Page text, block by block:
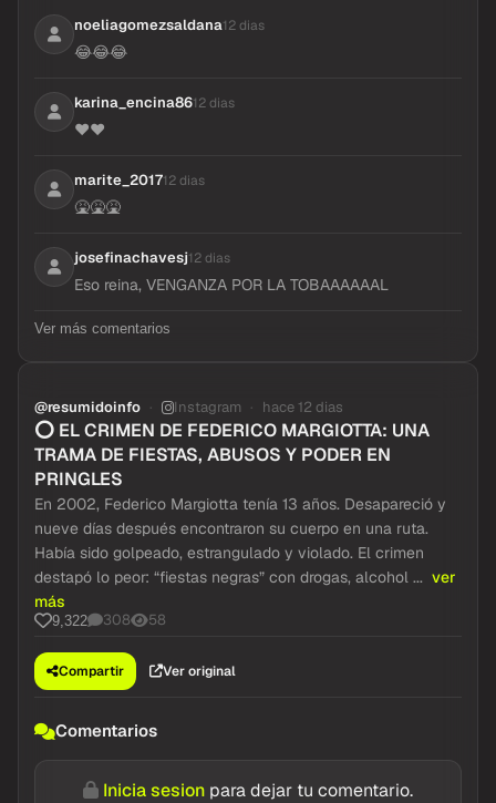
noeliagomezsaldana12 dias
😂😂😂
karina_encina8612 dias
❤️❤️
marite_201712 dias
🤮🤮🤮
josefinachavesj12 dias
Eso reina, VENGANZA POR LA TOBAAAAAAL
Ver más comentarios
@resumidoinfo Instagram hace 12 dias
⭕ EL CRIMEN DE FEDERICO MARGIOTTA: UNA
TRAMA DE FIESTAS, ABUSOS Y PODER EN
PRINGLES
En 2002, Federico Margiotta tenía 13 años. Desapareció y
nueve días después encontraron su cuerpo en una ruta.
Había sido golpeado, estrangulado y violado. El crimen
destapó lo peor: “fiestas negras” con drogas, alcohol ... ver
más
9,322 308 58
Compartir Ver original
Comentarios
Inicia sesion para dejar tu comentario.